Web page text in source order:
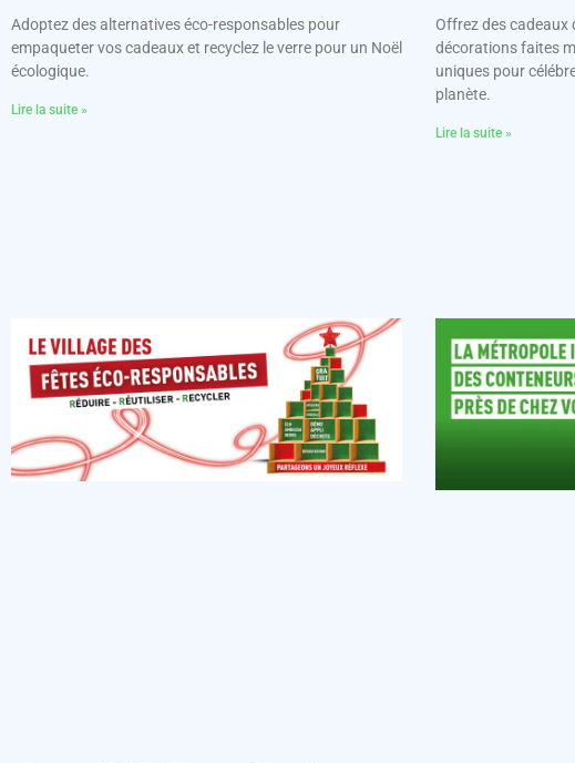
Adoptez des alternatives éco-responsables pour
empaqueter vos cadeaux et recyclez le verre pour un Noël
écologique.
Lire la suite »
Offrez des cadeaux
décorations faites
uniques pour
planète.
Lire la suite »